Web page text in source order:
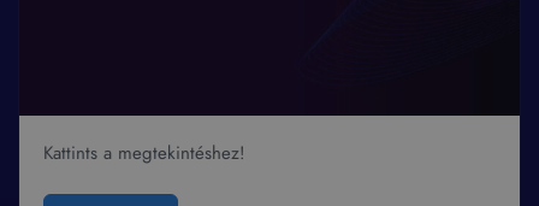
Kattints a megtekintéshez!